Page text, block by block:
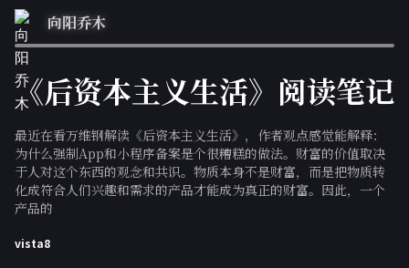
向阳乔木
《后资本主义生活》阅读笔记
最近在看万维钢解读《后资本主义生活》，作者观点感觉能解释：
为什么强制App和小程序备案是个很糟糕的做法。财富的价值取决
于人对这个东西的观念和共识。物质本身不是财富，而是把物质转
化成符合人们兴趣和需求的产品才能成为真正的财富。因此，一个
产品的
vista8